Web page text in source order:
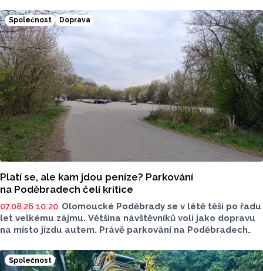
Společnost Doprava
Platí se, ale kam jdou peníze? Parkování
na Poděbradech čelí kritice
07.08.26 10:20 Olomoucké Poděbrady se v létě těší po řadu
let velkému zájmu. Většina návštěvníků volí jako dopravu
na místo jízdu autem. Právě parkování na Poděbradech
Na konci června vznikla na Facebooku stránka s názvem
Poděbrady bez závor a nelegálního parkovného, která
Společnost